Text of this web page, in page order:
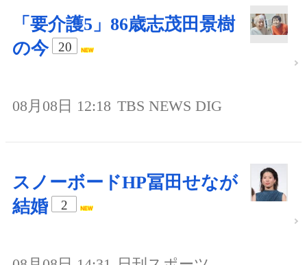
「要介護5」86歳志茂田景樹
の今
20
08月08日 12:18 TBS NEWS DIG
スノーボードHP冨田せなが
結婚
2